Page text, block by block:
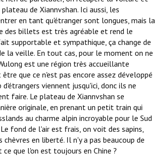
de Xiannvshan. Ici aussi, les
en tant qu'étranger sont longues, mais la
des billets est très agréable et rend le
supportable et sympathique, ça change de
la veille. En tout cas, pour le moment on ne
est une région très accueillante
que ce n'est pas encore assez développé
d'étrangers viennent jusqu'ici, donc ils ne
faire. Le plateau de Xiannvshan se
originale, en prenant un petit train qui
au charme alpin incroyable pour le Sud
fond de l'air est frais, on voit des sapins,
chèvres en liberté. Il n'y a pas beaucoup de
ce que l'on est toujours en Chine ?